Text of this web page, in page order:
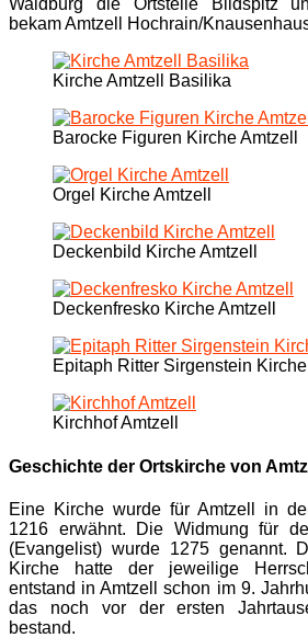
Waldburg die Ortsteile Bildspitz
bekam Amtzell Hochrain/
Kirche Amtzell Basilika
Barocke Figuren Kirche Amtzell
Orgel Kirche Amtzell
Deckenbild Kirche Amtzell
Deckenfresko Kirche Amtzell
Epitaph Ritter Sirgenstein Kirche
Kirchhof Amtzell
Geschichte der Ortskirche von
Eine Kirche wurde für Amtzell in
1216 erwähnt. Die Widmung für
(Evangelist) wurde 1275 genannt.
Kirche hatte der jeweilige
entstand in Amtzell schon im 9.
das noch vor der ersten
bestand.